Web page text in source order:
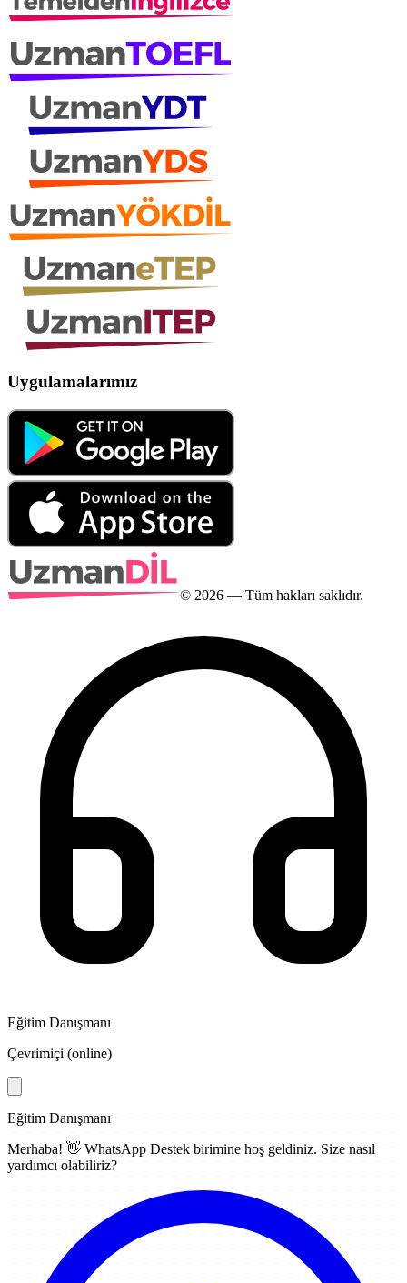
Uygulamalarımız
© 2026 — Tüm hakları saklıdır.
Eğitim Danışmanı
Çevrimiçi (online)
Eğitim Danışmanı
Merhaba! 👋 WhatsApp Destek birimine hoş geldiniz. Size nasıl
yardımcı olabiliriz?